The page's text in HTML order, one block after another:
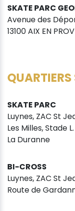
SKATE PARC
Avenue des
13100 AIX EN
QUARTIERS
SKATE PARC
Luynes, ZAC St
Les Milles, Stade
La Duranne
BI-CROSS
Luynes, ZAC St
Route de